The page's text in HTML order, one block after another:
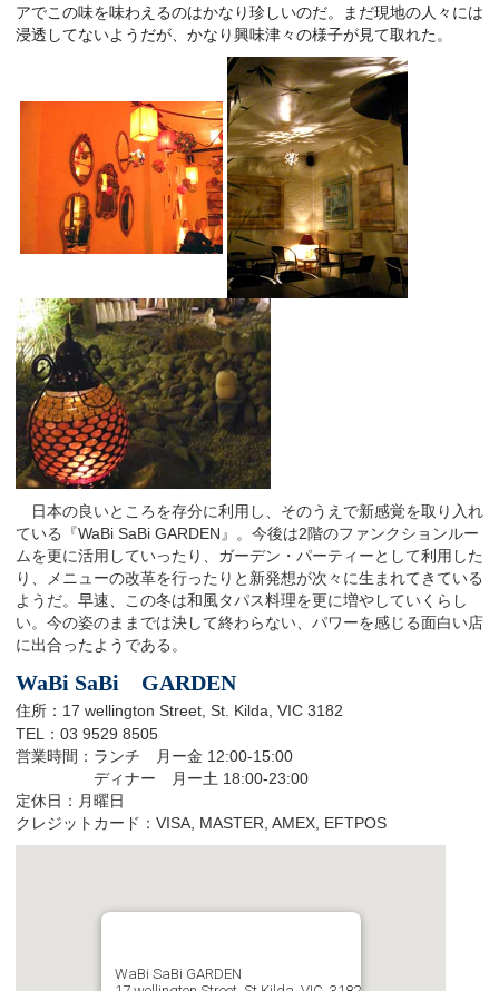
アでこの味を味わえるのはかなり珍しいのだ。まだ現地の人々には
浸透してないようだが、かなり興味津々の様子が見て取れた。
日本の良いところを存分に利用し、そのうえで新感覚を取り入れ
ている『WaBi SaBi GARDEN 』。今後は2階のファンクションルー
ムを更に活用していったり、ガーデン・パーティーとして利用した
り、メニューの改革を行ったりと新発想が次々に生まれてきている
ようだ。早速、この冬は和風タパス料理を更に増やしていくらし
い。今の姿のままでは決して終わらない、パワーを感じる面白い店
に出合ったようである。
WaBi SaBi GARDEN
住所： 17 wellington Street, St. Kilda, VIC 3182
TEL
： 03 9529 8505
営業時間：ランチ 月ー金 12:00-15:00
ディナー 月ー土 18:00-23:00
定休日：月曜日
クレジットカード： VISA, MASTER, AMEX, EFTPOS
WaBi SaBi GARDEN